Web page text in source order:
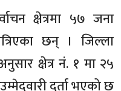
क्षेत्रमा ५७ जना
छन् । जिल्ला
क्षेत्र नं. १ मा २५